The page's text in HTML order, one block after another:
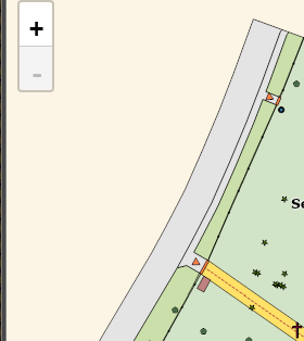
+
-